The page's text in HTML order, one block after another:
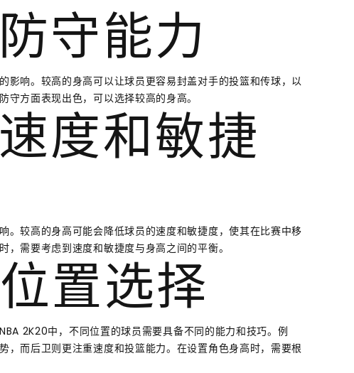
守能力
影响。较高的身高可以让球员更容易封盖对手的投篮和传球，以
方面表现出色，可以选择较高的身高。
度和敏捷
。较高的身高可能会降低球员的速度和敏捷度，使其在比赛中移
需要考虑到速度和敏捷度与身高之间的平衡。
置选择
2K20中，不同位置的球员需要具备不同的能力和技巧。例
，而后卫则更注重速度和投篮能力。在设置角色身高时，需要根